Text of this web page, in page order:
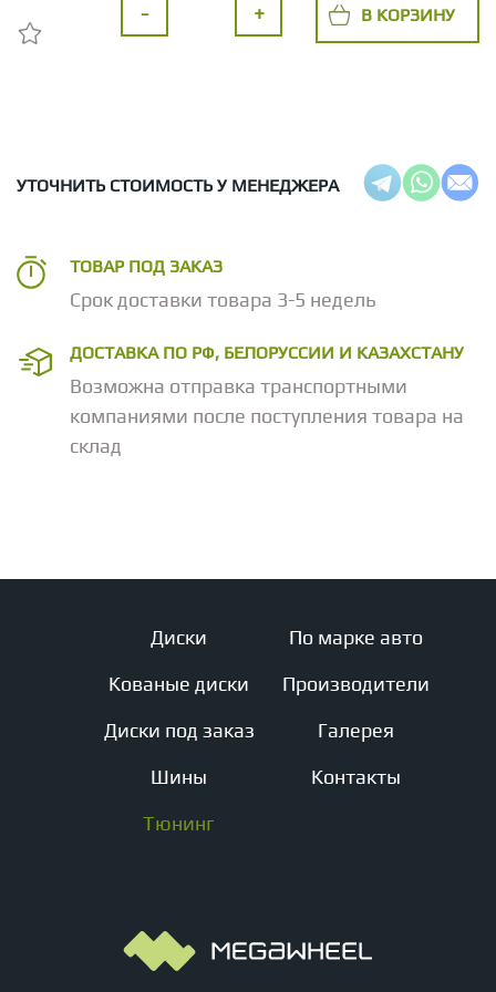
- + В КОРЗИНУ
УТОЧНИТЬ СТОИМОСТЬ У МЕНЕДЖЕРА
ТОВАР ПОД ЗАКАЗ
Срок доставки товара 3-5 недель
ДОСТАВКА ПО РФ, БЕЛОРУССИИ И КАЗАХСТАНУ
Возможна отправка транспортными
компаниями после поступления товара на
склад
Диски
Кованые диски
Диски под заказ
Шины
Тюнинг
По марке авто
Производители
Галерея
Контакты